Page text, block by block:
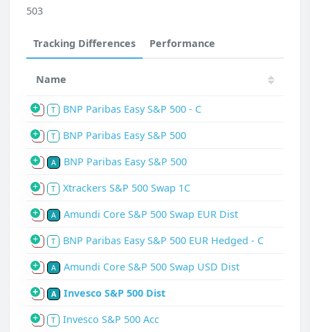
503
Tracking Differences Performance
Name
S T BNP Paribas Easy S&P 500 - C
S T BNP Paribas Easy S&P 500
S A BNP Paribas Easy S&P 500
S T Xtrackers S&P 500 Swap 1C
S A Amundi Core S&P 500 Swap EUR Dist
S T BNP Paribas Easy S&P 500 EUR Hedged - C
S A Amundi Core S&P 500 Swap USD Dist
S A Invesco S&P 500 Dist
S T Invesco S&P 500 Acc